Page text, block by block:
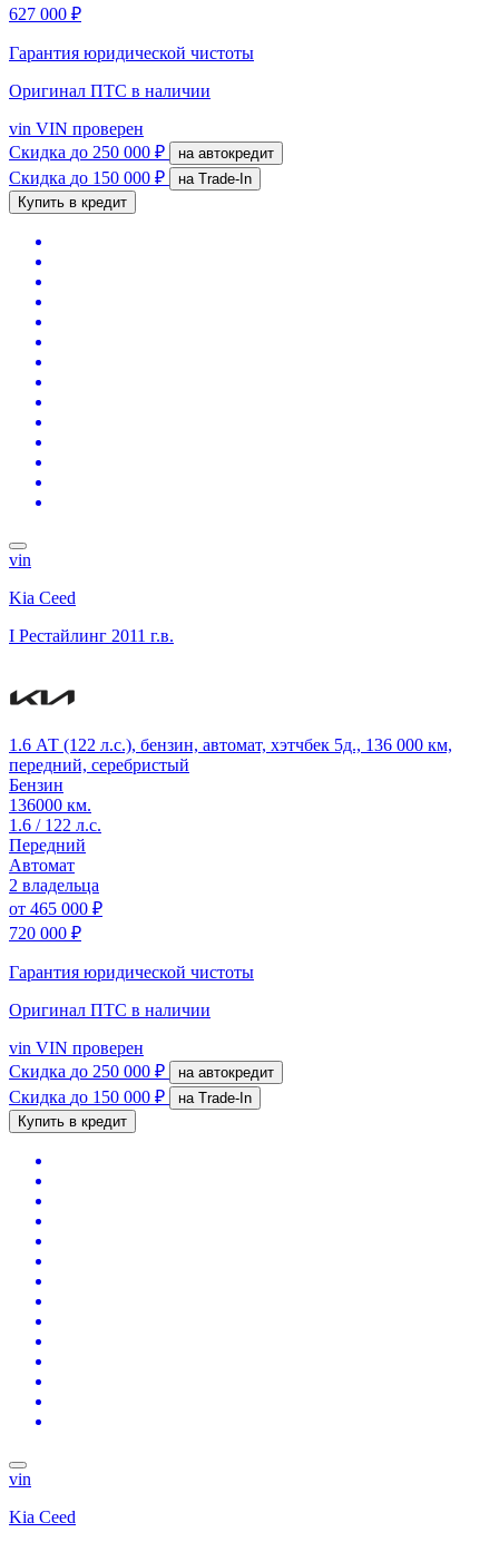
627 000 ₽
Гарантия юридической чистоты
Оригинал ПТС в наличии
vin VIN проверен
Скидка до 250 000 ₽ на автокредит
Скидка до 150 000 ₽
на Trade-In
Купить в кредит
vin
Kia Ceed
I Рестайлинг 2011 г.в.
1.6 АТ (122 л.с.), бензин, автомат, хэтчбек 5д., 136 000 км,
передний, серебристый
Бензин
136000 км.
1.6 / 122 л.с.
Передний
Автомат
2 владельца
от 465 000 ₽
720 000 ₽
Гарантия юридической чистоты
Оригинал ПТС в наличии
vin VIN проверен
Скидка до 250 000 ₽ на автокредит
Скидка до 150 000 ₽
на Trade-In
Купить в кредит
vin
Kia Ceed